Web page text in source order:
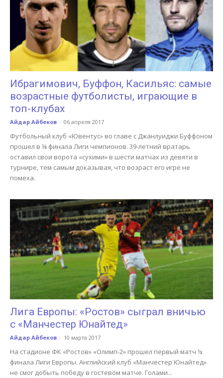
Ибрагимович, Буффон, Касильяс: самые
возрастные футболисты, играющие в
топ-клубах
Айдар Айбеков - 06 апреля 2017
Футбольный клуб «Ювентус» во главе с Джанлуиджи Буффоном
прошел в ¼ финала Лиги чемпионов. 39-летний вратарь
оставил свои ворота «сухими» в шести матчах из девяти в
турнире, тем самым доказывая, что возраст его игре не
помеха.
Лига Европы: «Ростов» сыграл вничью
с «Манчестер Юнайтед»
Айдар Айбеков - 10 марта 2017
На стадионе ФК «Ростов» «Олимп-2» прошел первый матч ⅛
финала Лиги Европы. Английский клуб «Манчестер Юнайтед»
не смог добыть победу в гостевом матче. Голами...